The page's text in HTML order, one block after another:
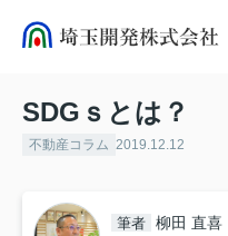
SDGｓとは？
不動産コラム 2019.12.12
筆者 柳田 直喜